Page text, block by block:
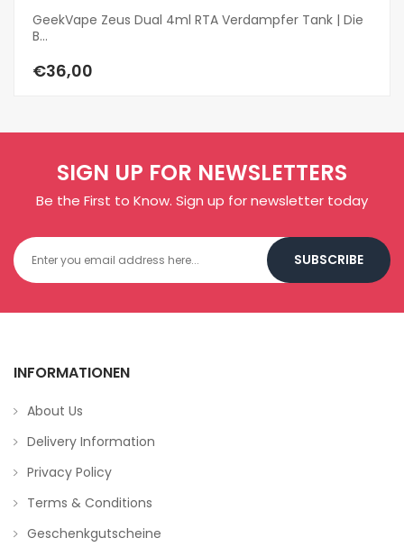
GeekVape Zeus Dual 4ml RTA Verdampfer Tank | Die
B...
€36,00
SIGN UP FOR NEWSLETTERS
Be the First to Know. Sign up for newsletter today
SUBSCRIBE
INFORMATIONEN
About Us
Delivery Information
Privacy Policy
Terms & Conditions
Geschenkgutscheine